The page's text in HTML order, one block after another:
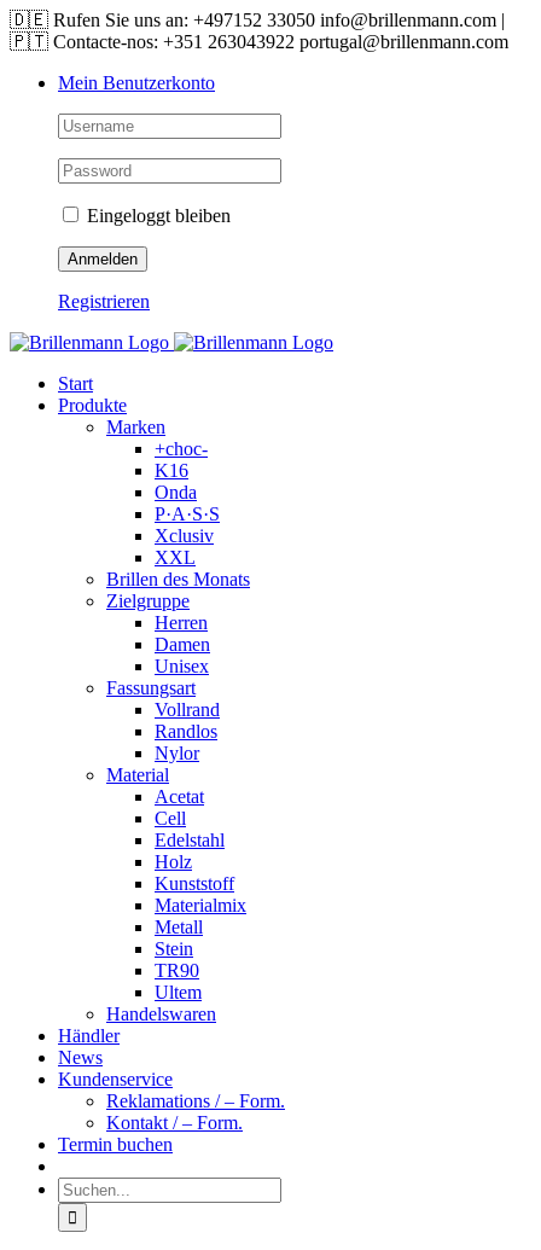
Skip
to
🇩🇪 Rufen Sie uns an: +497152 33050 info@brillenmann.com |
🇵🇹 Contacte-nos: +351 263043922 portugal@brillenmann.com
Mein Benutzerkonto
Eingeloggt bleiben
Registrieren
Start
Produkte
Marken
+choc-
K16
Onda
P·A·S·S
Xclusiv
XXL
Brillen des Monats
Zielgruppe
Herren
Damen
Unisex
Fassungsart
Vollrand
Randlos
Nylor
Material
Acetat
Cell
Edelstahl
Holz
Kunststoff
Materialmix
Metall
Stein
TR90
Ultem
Handelswaren
Händler
News
Kundenservice
Reklamations / – Form.
Kontakt / – Form.
Termin buchen
Suche
nach: